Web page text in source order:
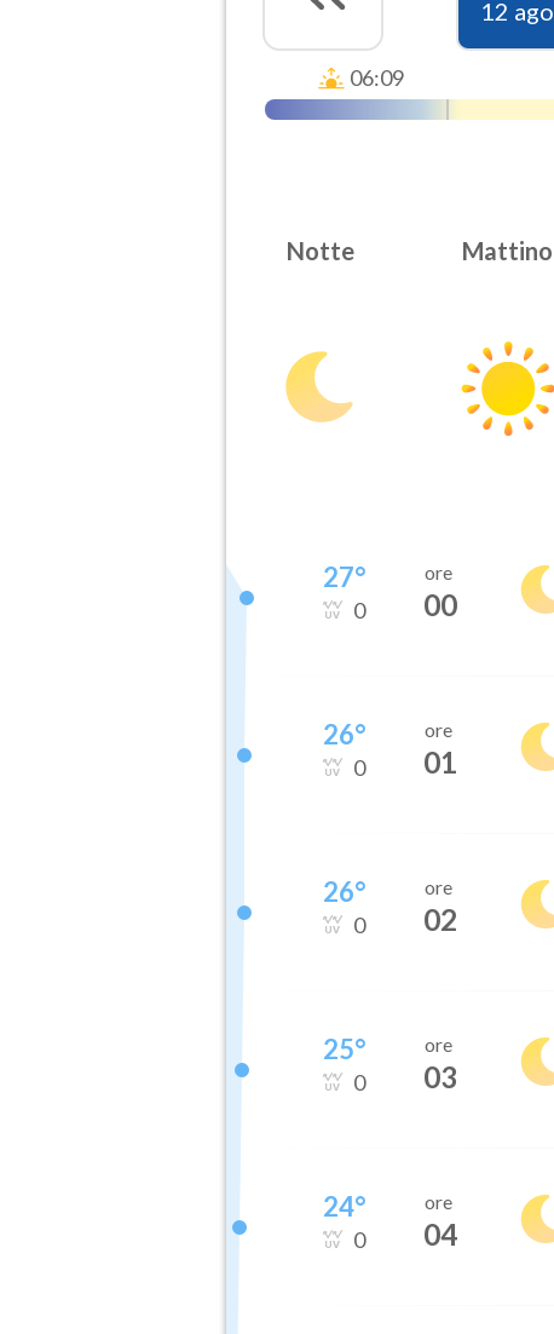
12 ago
06:09
Notte Mattino
27°
0
ore
00
26°
0
ore
01
26°
0
ore
02
25°
0
ore
03
24°
0
ore
04